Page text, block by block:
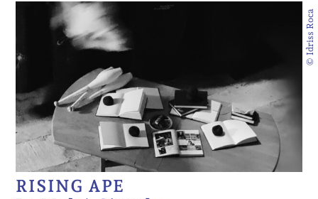
© Idriss Roca
RISING APE